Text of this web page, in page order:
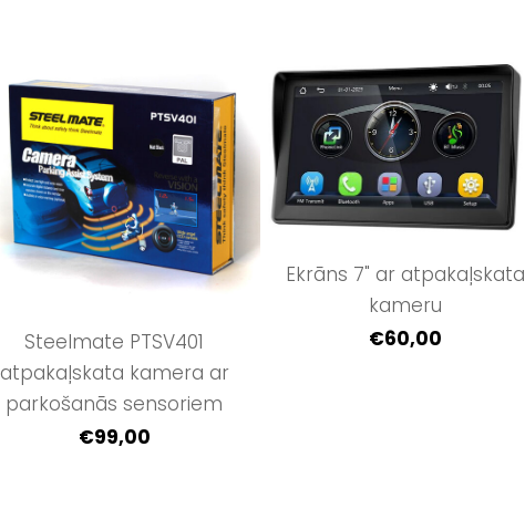
Steelmate PTSV401
atpakaļskata kamera ar
parkošanās sensoriem
€99,00
Ekrāns 7" ar atpakaļskata
kameru
€60,00